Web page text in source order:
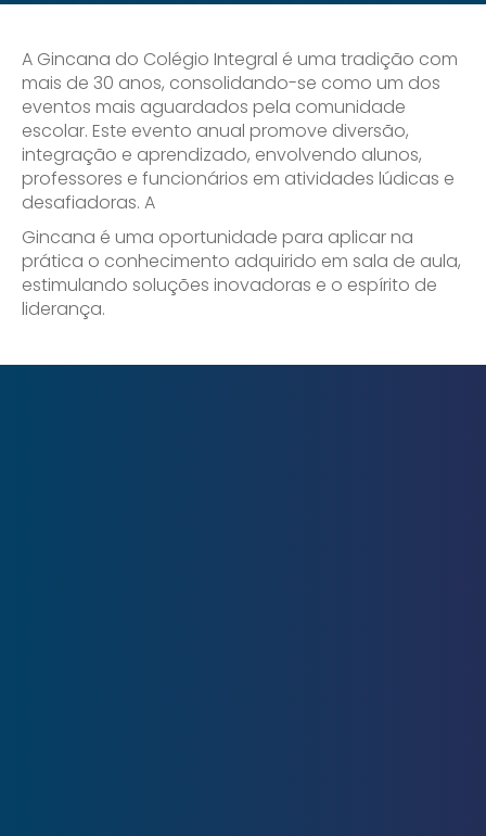
A Gincana do Colégio Integral é uma tradição com
mais de 30 anos, consolidando-se como um dos
eventos mais aguardados pela comunidade
escolar. Este evento anual promove diversão,
integração e aprendizado, envolvendo alunos,
professores e funcionários em atividades lúdicas e
desafiadoras. A
Gincana é uma oportunidade para aplicar na
prática o conhecimento adquirido em sala de aula,
estimulando soluções inovadoras e o espírito de
liderança.